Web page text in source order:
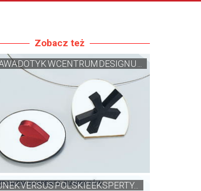
Zobacz też
DOTYK W CENTRUM DESIGNU ...
VERSUS POLSKIE EKSPERTY...